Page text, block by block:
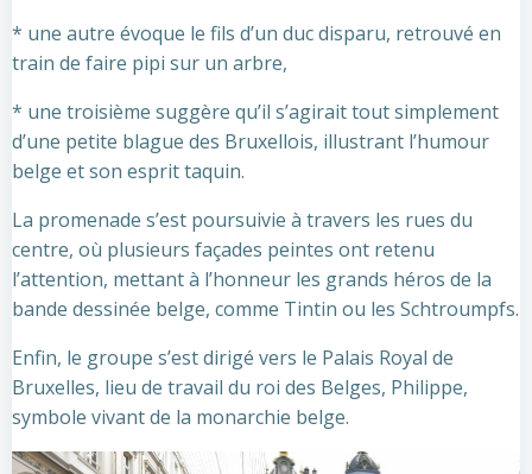
* une autre évoque le fils d’un duc disparu, retrouvé en
train de faire pipi sur un arbre,
* une troisième suggère qu’il s’agirait tout simplement
d’une petite blague des Bruxellois, illustrant l’humour
belge et son esprit taquin.
La promenade s’est poursuivie à travers les rues du
centre, où plusieurs façades peintes ont retenu
l’attention, mettant à l’honneur les grands héros de la
bande dessinée belge, comme Tintin ou les Schtroumpfs.
Enfin, le groupe s’est dirigé vers le Palais Royal de
Bruxelles, lieu de travail du roi des Belges, Philippe,
symbole vivant de la monarchie belge.